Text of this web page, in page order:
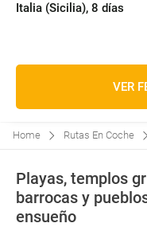
Italia (Sicilia), 8 días
VER
Home Rutas En Coche
Playas, templos
barrocas y
ensueño